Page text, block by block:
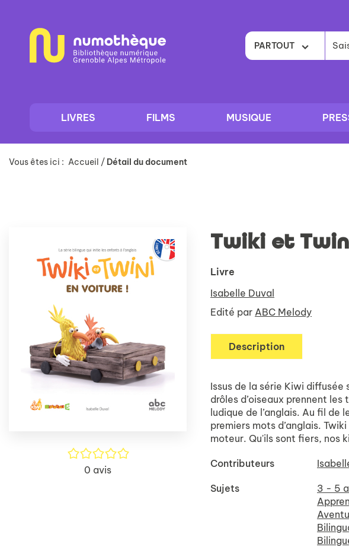
contenu
PARTOUT
LIVRES FILMS MUSIQUE
Vous êtes ici : Accueil / Détail du document
/5
0 avis
Twiki et
Livre
Isabelle Duval
Edité par ABC Melody
Description
Issus de la série Kiwi diffusée
drôles d’oiseaux prennent
ludique de l’anglais. Au fil de
premiers mots d’anglais.
moteur. Qu'ils sont fiers, nos
Contributeurs
Sujets
3 - 5